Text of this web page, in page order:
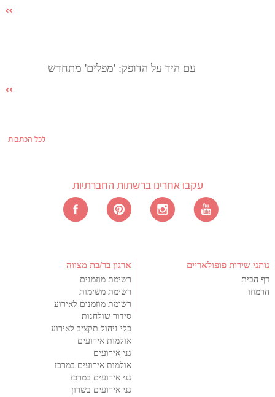
עם היד על הדופק: 'מפלים' מתחדש
לכל הכתבות
עקבו אחרינו ברשתות החברתיות
נותני שירות פופולאריים
דף הבית
הרמוזו
ארגון בר/בת מצווה
רשימת מוזמנים
רשימת משימות
רשימת מוזמנים לאירוע
סידור שולחנות
כלי ניהול תקציב לאירוע
אולמות אירועים
גני אירועים
אולמות אירועים במרכז
גני אירועים במרכז
גני אירועים בשרון